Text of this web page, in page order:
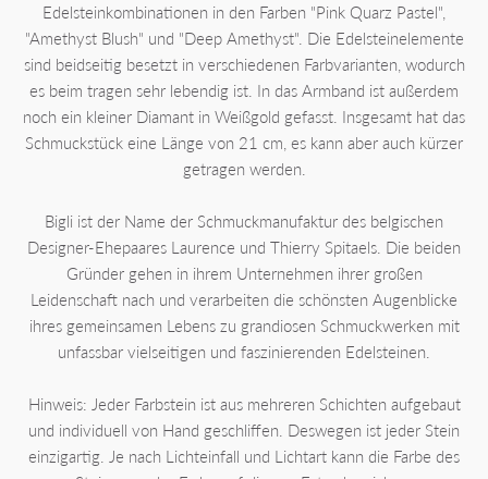
Edelsteinkombinationen in den Farben "Pink Quarz Pastel",
"Amethyst Blush" und "Deep Amethyst". Die Edelsteinelemente
sind beidseitig besetzt in verschiedenen Farbvarianten, wodurch
es beim tragen sehr lebendig ist. In das Armband ist außerdem
noch ein kleiner Diamant in Weißgold gefasst. Insgesamt hat das
Schmuckstück eine Länge von 21 cm, es kann aber auch kürzer
getragen werden.
Bigli ist der Name der Schmuckmanufaktur des belgischen
Designer-Ehepaares Laurence und Thierry Spitaels. Die beiden
Gründer gehen in ihrem Unternehmen ihrer großen
Leidenschaft nach und verarbeiten die schönsten Augenblicke
ihres gemeinsamen Lebens zu grandiosen Schmuckwerken mit
unfassbar vielseitigen und faszinierenden Edelsteinen.
Hinweis: Jeder Farbstein ist aus mehreren Schichten aufgebaut
und individuell von Hand geschliffen. Deswegen ist jeder Stein
einzigartig. Je nach Lichteinfall und Lichtart kann die Farbe des